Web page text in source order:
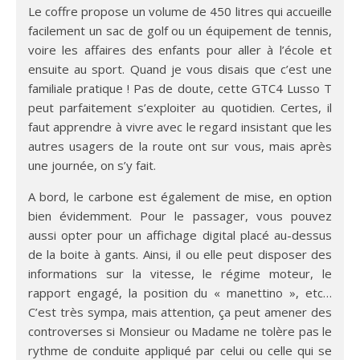
Le coffre propose un volume de 450 litres qui accueille
facilement un sac de golf ou un équipement de tennis,
voire les affaires des enfants pour aller à l’école et
ensuite au sport. Quand je vous disais que c’est une
familiale pratique ! Pas de doute, cette GTC4 Lusso T
peut parfaitement s’exploiter au quotidien. Certes, il
faut apprendre à vivre avec le regard insistant que les
autres usagers de la route ont sur vous, mais après
une journée, on s’y fait.
A bord, le carbone est également de mise, en option
bien évidemment. Pour le passager, vous pouvez
aussi opter pour un affichage digital placé au-dessus
de la boite à gants. Ainsi, il ou elle peut disposer des
informations sur la vitesse, le régime moteur, le
rapport engagé, la position du « manettino », etc…
C’est très sympa, mais attention, ça peut amener des
controverses si Monsieur ou Madame ne tolère pas le
rythme de conduite appliqué par celui ou celle qui se